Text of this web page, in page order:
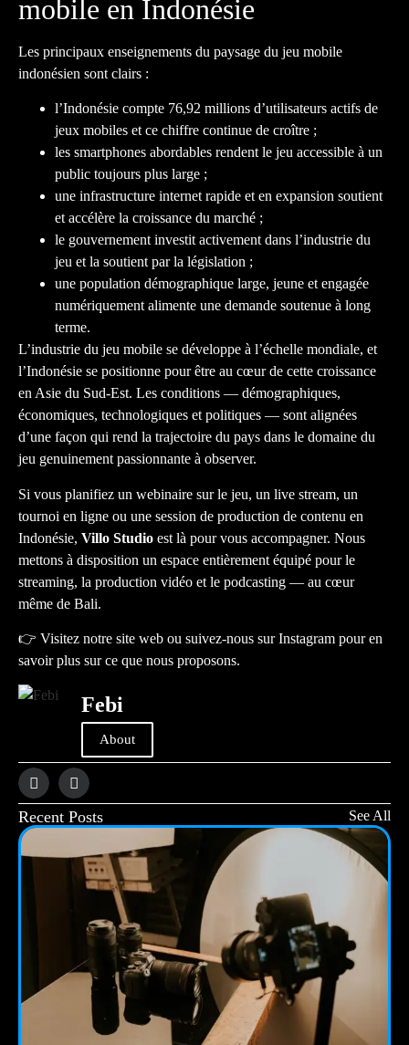
mobile en Indonésie
Les principaux enseignements du paysage du jeu mobile
indonésien sont clairs :
l’Indonésie compte 76,92 millions d’utilisateurs actifs de
jeux mobiles et ce chiffre continue de croître ;
les smartphones abordables rendent le jeu accessible à un
public toujours plus large ;
une infrastructure internet rapide et en expansion soutient
et accélère la croissance du marché ;
le gouvernement investit activement dans l’industrie du
jeu et la soutient par la législation ;
une population démographique large, jeune et engagée
numériquement alimente une demande soutenue à long
terme.
L’industrie du jeu mobile se développe à l’échelle mondiale, et
l’Indonésie se positionne pour être au cœur de cette croissance
en Asie du Sud-Est. Les conditions — démographiques,
économiques, technologiques et politiques — sont alignées
d’une façon qui rend la trajectoire du pays dans le domaine du
jeu genuinement passionnante à observer.
Si vous planifiez un webinaire sur le jeu, un live stream, un
tournoi en ligne ou une session de production de contenu en
Indonésie, Villo Studio est là pour vous accompagner. Nous
mettons à disposition un espace entièrement équipé pour le
streaming, la production vidéo et le podcasting — au cœur
même de Bali.
👉 Visitez notre site web ou suivez-nous sur Instagram pour en
savoir plus sur ce que nous proposons.
Febi
About
Recent Posts See All